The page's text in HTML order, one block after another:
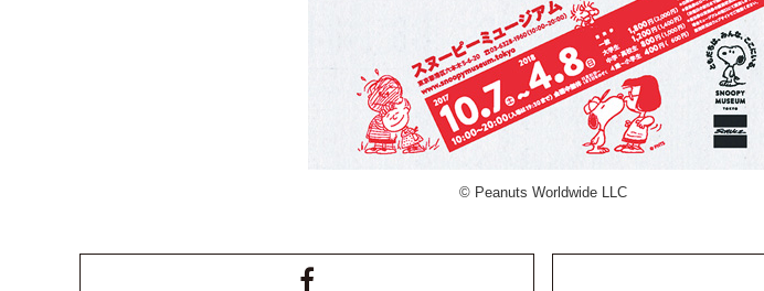
© Peanuts Worldwide LLC